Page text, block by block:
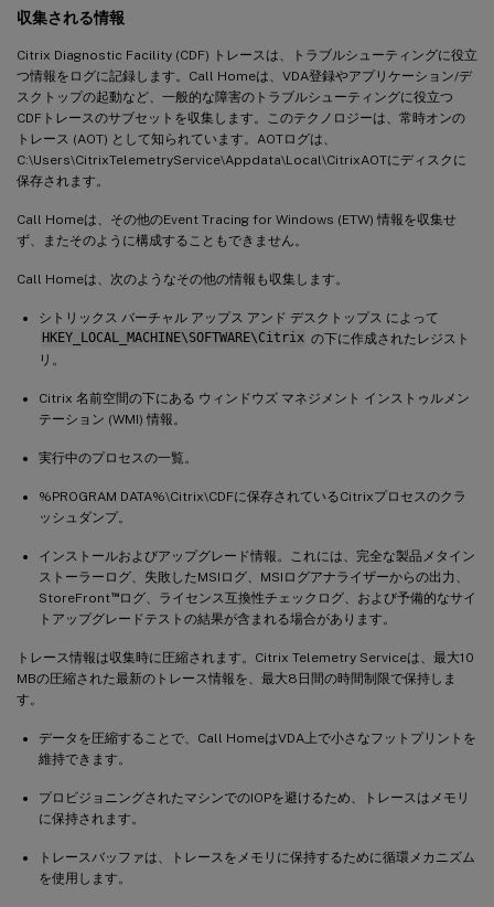
収集される情報
Citrix Diagnostic Facility (CDF) トレースは、トラブルシューティングに役立
つ情報をログに記録します。Call Homeは、VDA登録やアプリケーション/デ
スクトップの起動など、一般的な障害のトラブルシューティングに役立つ
CDFトレースのサブセットを収集します。このテクノロジーは、常時オンの
トレース (AOT) として知られています。AOTログは、
C:\Users\CitrixTelemetryService\Appdata\Local\CitrixAOTにディスクに
保存されます。
Call Homeは、その他のEvent Tracing for Windows (ETW) 情報を収集せ
ず、またそのように構成することもできません。
Call Homeは、次のようなその他の情報も収集します。
シトリックス バーチャル アップス アンド デスクトップス によって
HKEY_LOCAL_MACHINE\SOFTWARE\Citrix の下に作成されたレジスト
リ。
Citrix 名前空間の下にある ウィンドウズ マネジメント インストゥルメン
テーション (WMI) 情報。
実行中のプロセスの一覧。
%PROGRAM DATA%\Citrix\CDFに保存されているCitrixプロセスのクラ
ッシュダンプ。
インストールおよびアップグレード情報。これには、完全な製品メタイン
ストーラーログ、失敗したMSIログ、MSIログアナライザーからの出力、
StoreFront™ログ、ライセンス互換性チェックログ、および予備的なサイ
トアップグレードテストの結果が含まれる場合があります。
トレース情報は収集時に圧縮されます。Citrix Telemetry Serviceは、最大10
MBの圧縮された最新のトレース情報を、最大8日間の時間制限で保持しま
す。
データを圧縮することで、Call HomeはVDA上で小さなフットプリントを
維持できます。
プロビジョニングされたマシンでのIOPを避けるため、トレースはメモリ
に保持されます。
トレースバッファは、トレースをメモリに保持するために循環メカニズム
を使用します。